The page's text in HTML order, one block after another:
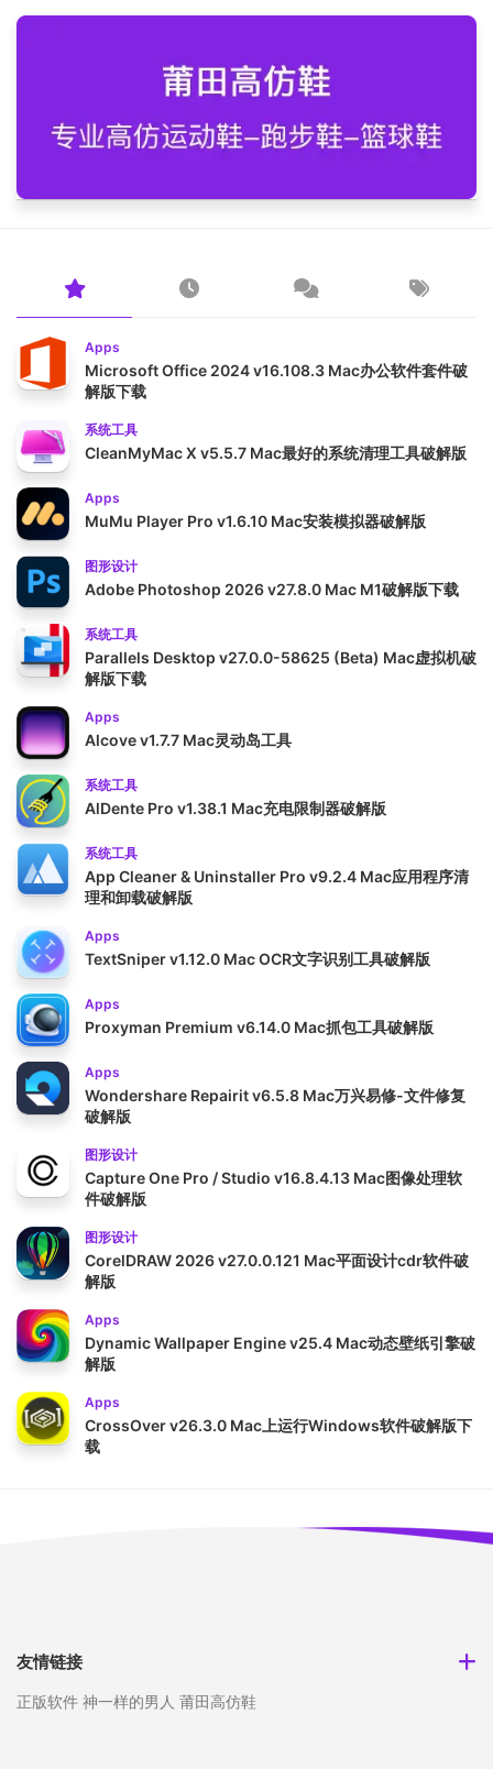
Apps
Microsoft Office 2024 v16.108.3 Mac办公软件套件破
解版下载
系统工具
CleanMyMac X v5.5.7 Mac最好的系统清理工具破解版
Apps
MuMu Player Pro v1.6.10 Mac安装模拟器破解版
图形设计
Adobe Photoshop 2026 v27.8.0 Mac M1破解版下载
系统工具
Parallels Desktop v27.0.0-58625 (Beta) Mac虚拟机破
解版下载
Apps
Alcove v1.7.7 Mac灵动岛工具
系统工具
AlDente Pro v1.38.1 Mac充电限制器破解版
系统工具
App Cleaner & Uninstaller Pro v9.2.4 Mac应用程序清
理和卸载破解版
Apps
TextSniper v1.12.0 Mac OCR文字识别工具破解版
Apps
Proxyman Premium v6.14.0 Mac抓包工具破解版
Apps
Wondershare Repairit v6.5.8 Mac万兴易修-文件修复
破解版
图形设计
Capture One Pro / Studio v16.8.4.13 Mac图像处理软
件破解版
图形设计
CorelDRAW 2026 v27.0.0.121 Mac平面设计cdr软件破
解版
Apps
Dynamic Wallpaper Engine v25.4 Mac动态壁纸引擎破
解版
Apps
CrossOver v26.3.0 Mac上运行Windows软件破解版下
载
友情链接
正版软件 神一样的男人 莆田高仿鞋